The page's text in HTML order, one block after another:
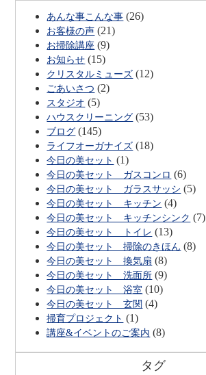
あんな事こんな事 (26)
お客様の声 (21)
お掃除講座 (9)
お知らせ (15)
クリスタルミューズ (12)
ごあいさつ (2)
スタジオ (5)
ハウスクリーニング (53)
ブログ (145)
ライフオーガナイズ (18)
今日の美セット (1)
今日の美セット ガスコンロ (6)
今日の美セット ガラスサッシ (5)
今日の美セット キッチン (4)
今日の美セット キッチンシンク (7)
今日の美セット トイレ (13)
今日の美セット 掃除のきほん (8)
今日の美セット 換気扇 (8)
今日の美セット 洗面所 (9)
今日の美セット 浴室 (10)
今日の美セット 玄関 (4)
掃育プロジェクト (1)
講座&イベントのご案内 (8)
タグ